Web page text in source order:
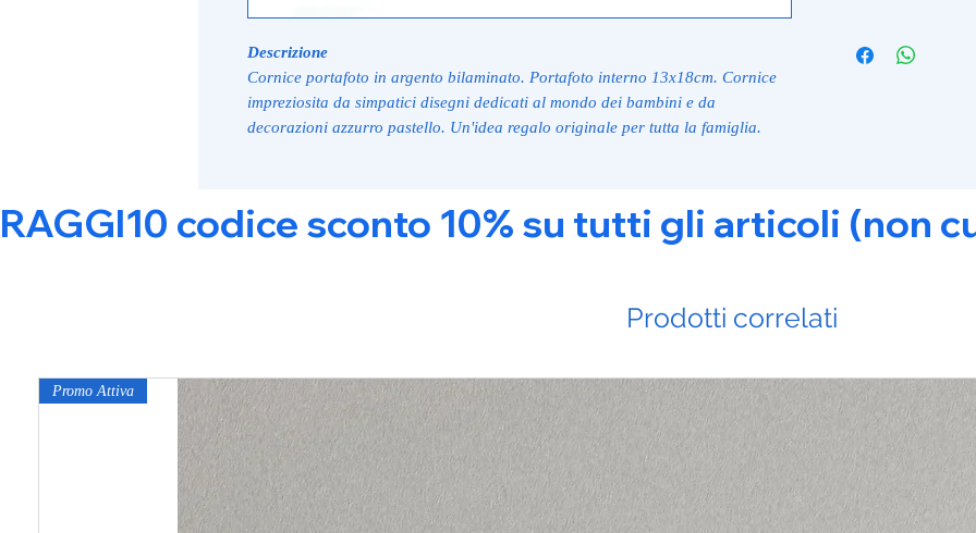
Descrizione
Cornice portafoto in argento bilaminato. Portafoto interno 13x18cm. Cornice
impreziosita da simpatici disegni dedicati al mondo dei bambini e da
decorazioni azzurro pastello. Un'idea regalo originale per tutta la famiglia.
RAGGI10 codice sconto 10% su tutti gli articoli (non
Prodotti correlati
Promo Attiva